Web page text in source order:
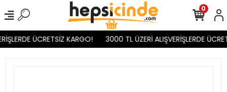
ÜCRETSİZ KARGO! 3000 TL ÜZERİ ALIŞVERİŞLERDE
0